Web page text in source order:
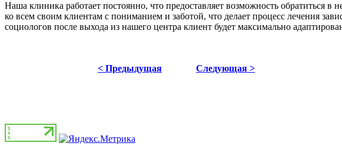
Наша клиника работает постоянно, что предоставляет возможность
ко всем своим клиентам с пониманием и заботой, что делает процесс лечения
социологов после выхода из нашего центра клиент будет максимально
< Предыдущая Следующая >